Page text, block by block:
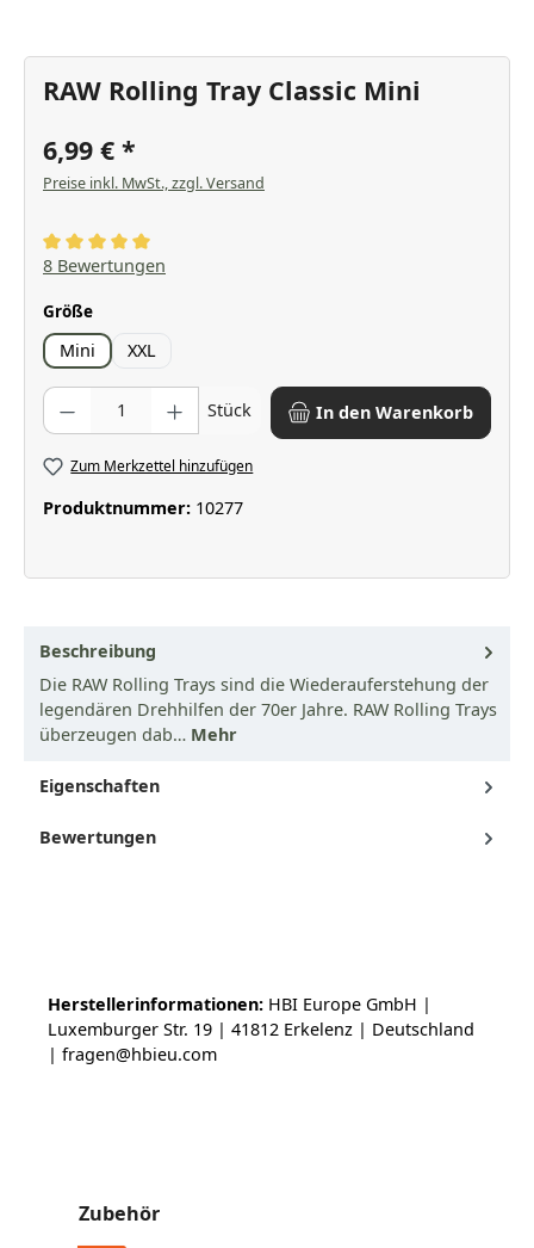
RAW Rolling Tray Classic Mini
6,99 €
Preise inkl. MwSt., zzgl. Versand
Durchschnittliche Bewertung von 5 von 5 Sternen
8 Bewertungen
Größeauswählen
Mini XXL
Produkt Anzahl: Gib den gewünschten Wert ein oder benutze die
Stück In den Warenkorb
Zum Merkzettel hinzufügen
Produktnummer: 10277
Beschreibung
Die RAW Rolling Trays sind die Wiederauferstehung der
legendären Drehhilfen der 70er Jahre. RAW Rolling Trays
überzeugen dab… Mehr
Eigenschaften
Bewertungen
Herstellerinformationen: HBI Europe GmbH |
Luxemburger Str. 19 | 41812 Erkelenz | Deutschland
| fragen@hbieu.com
Produktgalerie überspringen
Zubehör